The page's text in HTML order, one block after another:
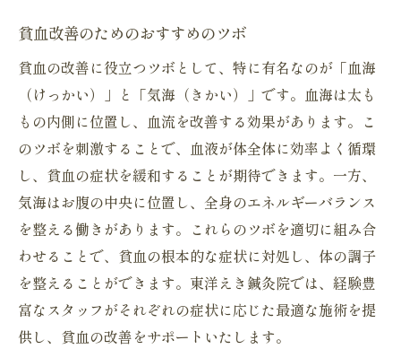
貧血改善のためのおすすめのツボ
貧血の改善に役立つツボとして、特に有名なのが「血海
（けっかい）」と「気海（きかい）」です。血海は太も
もの内側に位置し、血流を改善する効果があります。こ
のツボを刺激することで、血液が体全体に効率よく循環
し、貧血の症状を緩和することが期待できます。一方、
気海はお腹の中央に位置し、全身のエネルギーバランス
を整える働きがあります。これらのツボを適切に組み合
わせることで、貧血の根本的な症状に対処し、体の調子
を整えることができます。東洋えき鍼灸院では、経験豊
富なスタッフがそれぞれの症状に応じた最適な施術を提
供し、貧血の改善をサポートいたします。